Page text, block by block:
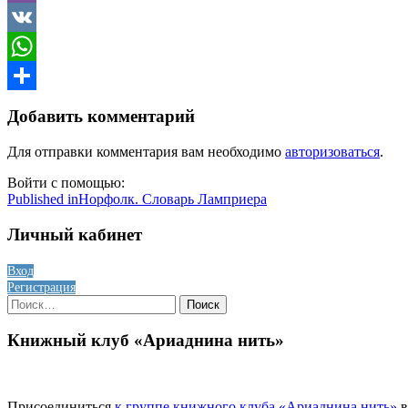
Viber
VK
WhatsApp
Добавить комментарий
Для отправки комментария вам необходимо авторизоваться.
Войти с помощью:
Навигация
по
Published inНорфолк. Словарь Ламприера
Личный кабинет
Вход
Регистрация
Найти:
Книжный клуб «Ариаднина нить»